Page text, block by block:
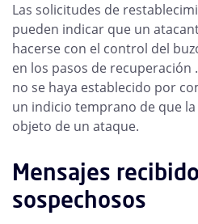
Las solicitudes de
pueden indicar que un
hacerse con el control del
en los pasos de recuperación
no se haya establecido por
un indicio temprano de que
objeto de un ataque.
Mensajes
sospechosos